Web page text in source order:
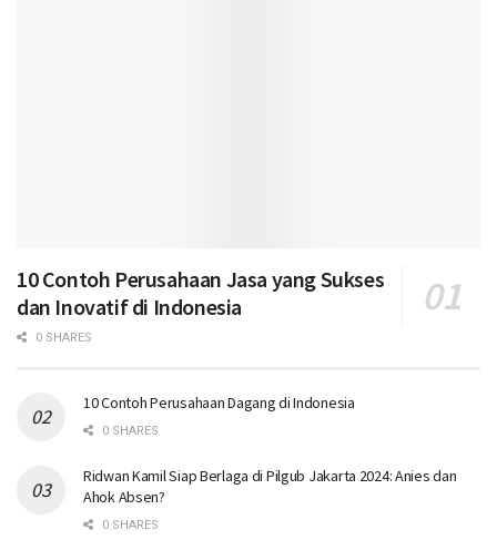
10 Contoh Perusahaan Jasa yang Sukses
dan Inovatif di Indonesia
0 SHARES
10 Contoh Perusahaan Dagang di Indonesia
0 SHARES
Ridwan Kamil Siap Berlaga di Pilgub Jakarta 2024: Anies dan
Ahok Absen?
0 SHARES